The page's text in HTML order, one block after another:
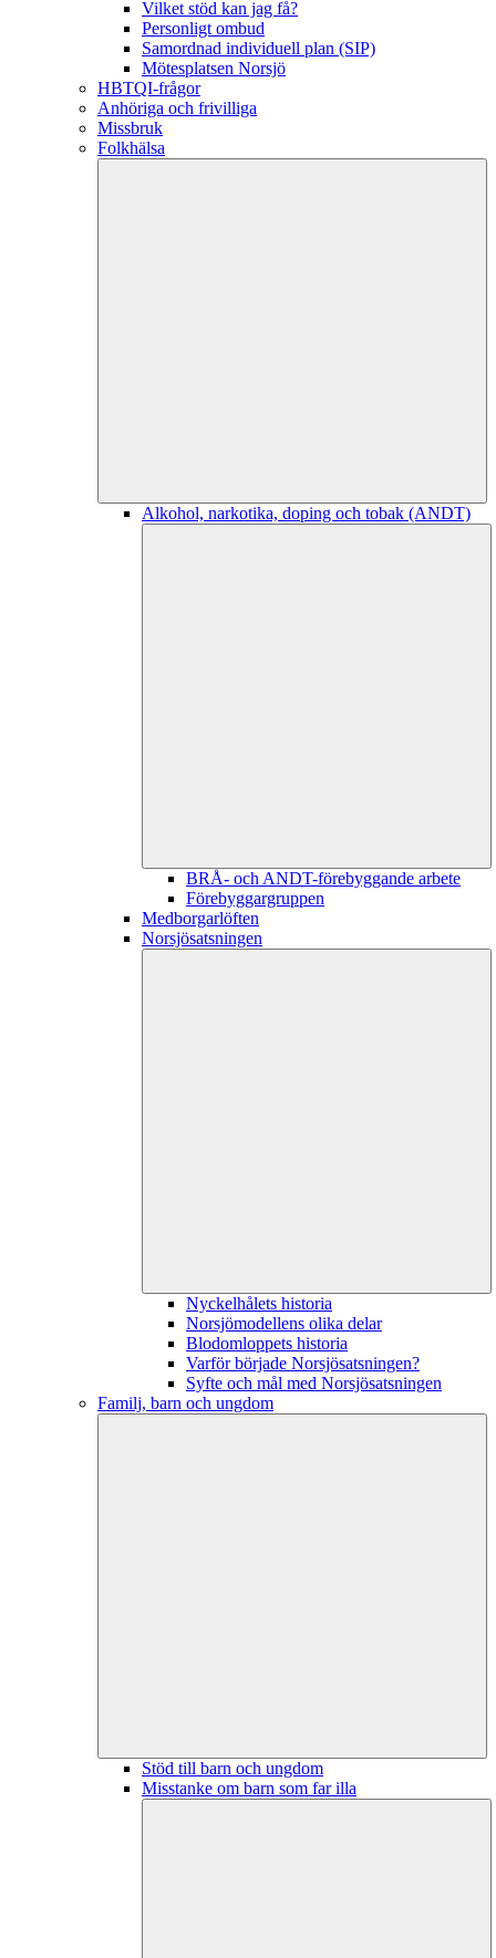
Vilket stöd kan jag få?
Personligt ombud
Samordnad individuell plan (SIP)
Mötesplatsen Norsjö
HBTQI-frågor
Anhöriga och frivilliga
Missbruk
Folkhälsa
Alkohol, narkotika, doping och tobak (ANDT)
BRÅ- och ANDT-förebyggande arbete
Förebyggargruppen
Medborgarlöften
Norsjösatsningen
Nyckelhålets historia
Norsjömodellens olika delar
Blodomloppets historia
Varför började Norsjösatsningen?
Syfte och mål med Norsjösatsningen
Familj, barn och ungdom
Stöd till barn och ungdom
Misstanke om barn som far illa